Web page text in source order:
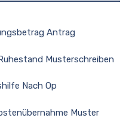
Antrag
Musterschreiben
Nach Op
Muster